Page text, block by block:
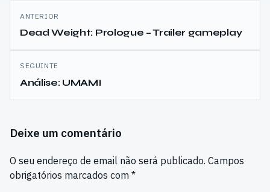
Navegação
de
artigos
ANTERIOR
Dead Weight: Prologue – Trailer gameplay
SEGUINTE
Análise: UMAMI
Deixe um comentário
O seu endereço de email não será publicado. Campos
obrigatórios marcados com *